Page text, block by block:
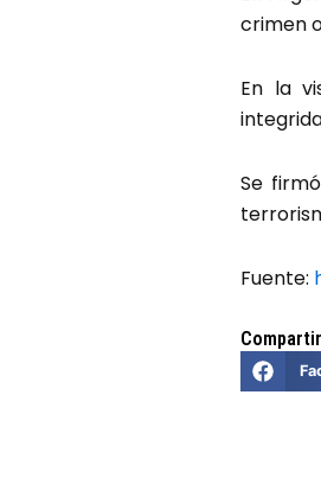
crimen
En la
Se
Fuente: